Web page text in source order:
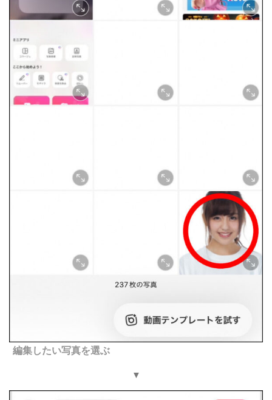
編集したい写真を選ぶ
▼